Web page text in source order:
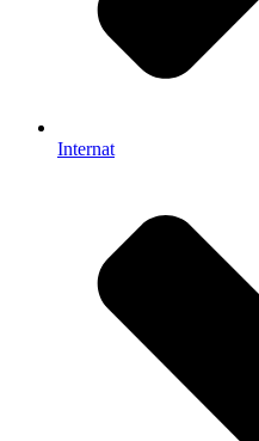
Internat